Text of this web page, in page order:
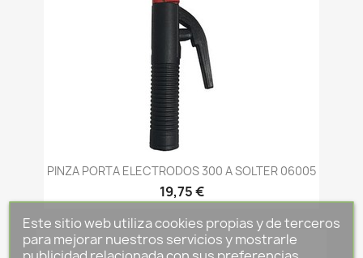
PINZA PORTA ELECTRODOS 300 A SOLTER 06005
19,75 €
Este sitio web utiliza cookies propias y de terceros
para mejorar nuestros servicios y mostrarle